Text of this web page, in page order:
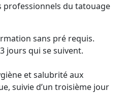
professionnels du tatouage
sans pré requis.
jours qui se suivent.
et salubrité aux
suivie d’un troisième jour